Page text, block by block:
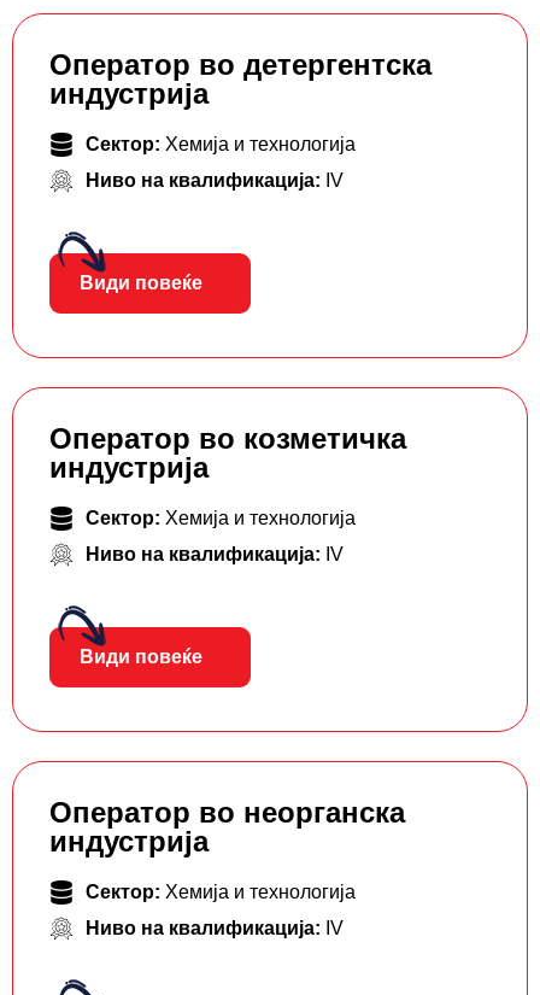
Оператор во детергентска
индустрија
Сектор: Хемија и технологија
Ниво на квалификација: IV
Види повеќе
Оператор во козметичка
индустрија
Сектор: Хемија и технологија
Ниво на квалификација: IV
Види повеќе
Оператор во неорганска
индустрија
Сектор: Хемија и технологија
Ниво на квалификација: IV